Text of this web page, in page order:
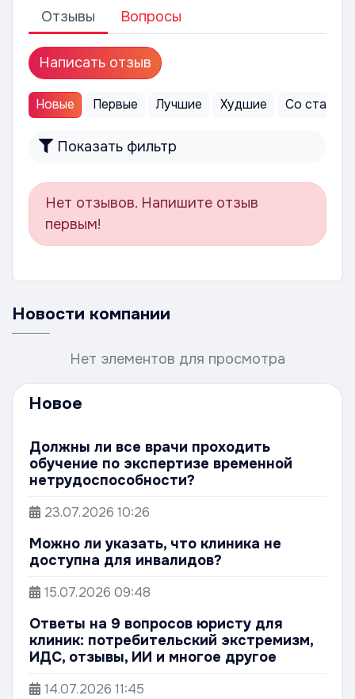
Отзывы Вопросы
Написать отзыв
Новые Первые Лучшие Худшие Со
Показать фильтр
Нет отзывов. Напишите отзыв
первым!
Новости компании
Нет элементов для просмотра
Новое
Должны ли все врачи проходить
обучение по экспертизе временной
нетрудоспособности?
23.07.2026 10:26
Можно ли указать, что клиника не
доступна для инвалидов?
15.07.2026 09:48
Ответы на 9 вопросов юристу для
клиник: потребительский экстремизм,
ИДС, отзывы, ИИ и многое другое
14.07.2026 11:45